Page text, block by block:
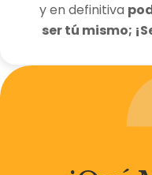
y en definitiva
ser tú mismo;